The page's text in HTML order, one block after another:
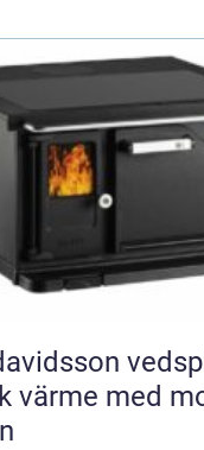
värme med